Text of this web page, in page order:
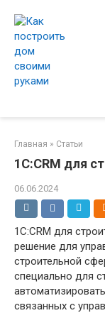
контенту
Главная » Статьи
1C:CRM для
06.06.2024
1C:CRM для
решение для
строительной
специально для
связанных с